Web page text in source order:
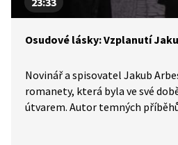
Osudové lásky: Vzplanutí
Novinář a spisovatel Jakub
romanety, která byla ve své
útvarem. Autor temných